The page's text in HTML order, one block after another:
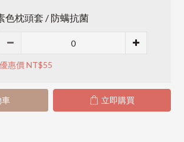
色枕頭套 / 防螨抗菌
優惠價 NT$55
車 立即購買